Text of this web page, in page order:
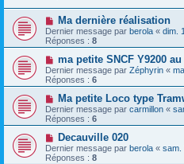
Ma dernière réalisation
Dernier message par berola « dim.
Réponses : 8
ma petite SNCF Y9200
Dernier message par Zéphyrin «
Réponses : 6
Ma petite Loco type
Dernier message par carmillon «
Réponses : 6
Decauville 020
Dernier message par berola « sam.
Réponses : 8